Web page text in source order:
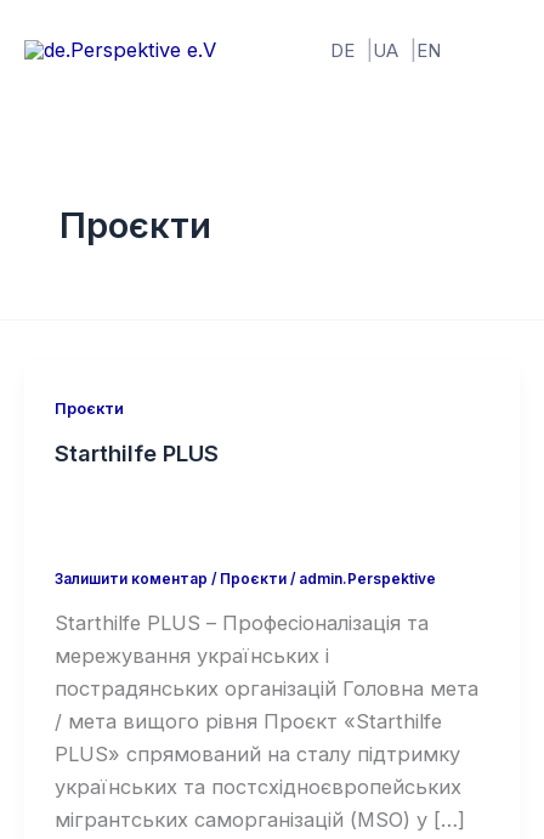
DE UA EN
Проєкти
Проєкти
Starthilfe PLUS
Залишити коментар / Проєкти/ admin.Perspektive
Starthilfe PLUS – Професіоналізація та
мережування українських і
пострадянських організацій Головна мета
/ мета вищого рівня Проєкт «Starthilfe
PLUS» спрямований на сталу підтримку
українських та постсхідноєвропейських
мігрантських саморганізацій (MSO) у […]